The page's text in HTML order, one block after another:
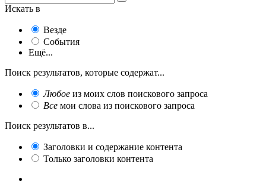
Искать в
Везде
События
Ещё...
Поиск результатов, которые содержат...
Любое из моих слов поискового запроса
Все мои слова из поискового запроса
Поиск результатов в...
Заголовки и содержание контента
Только заголовки контента